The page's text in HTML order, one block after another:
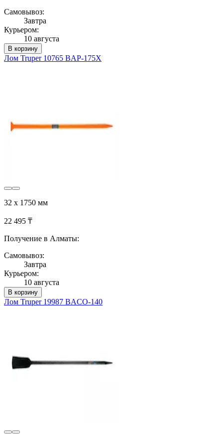
Самовывоз:
Завтра
Курьером:
10 августа
В корзину
Лом Truper 10765 BAP-175X
32 х 1750 мм
22 495 ₸
Получение в Алматы:
Самовывоз:
Завтра
Курьером:
10 августа
В корзину
Лом Truper 19987 BACO-140